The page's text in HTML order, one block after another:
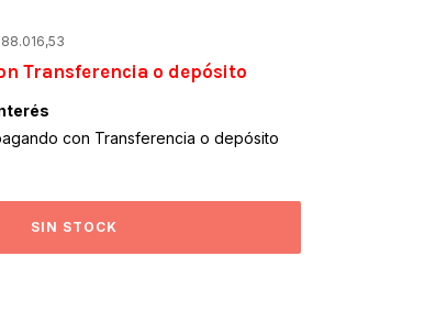
Transferencia o depósito
con Transferencia o depósito